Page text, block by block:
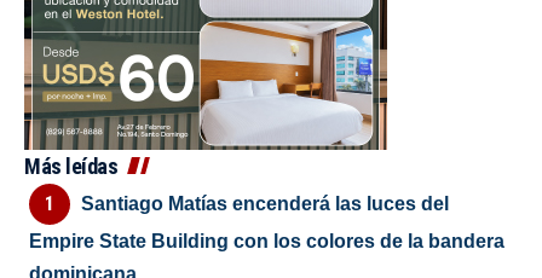
Más leídas
Santiago Matías encenderá las luces del
Empire State Building con los colores de la bandera
dominicana